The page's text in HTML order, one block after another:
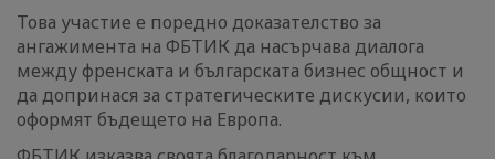
Това участие е поредно доказателство за
ангажимента на ФБТИК да насърчава диалога
между френската и българската бизнес общност и
да допринася за стратегическите дискусии, които
оформят бъдещето на Европа.